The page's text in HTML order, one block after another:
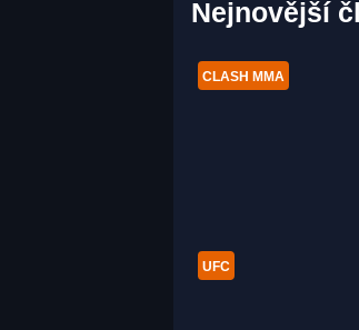
Nejnovější
CLASH MMA
UFC